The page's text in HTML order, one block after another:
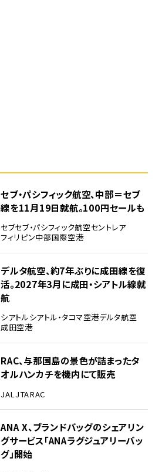
セブ・パシフィック航空、中部＝セブ
線を11月19日就航。100円セールも
セブセブ・パシフィック航空セントレア
フィリピン中部国際空港
デルタ航空、約7年ぶりに成田線を復
活。2027年3月に成田・シアトル線就
航
シアトルシアトル・タコマ空港デルタ航空
成田空港
RAC、与那国島の景色が詰まったタ
オルハンカチを機内にて販売
JAL JTARAC
ANA X、ブランドバッグのシェアリン
グサービス「ANAラグジュアリーバッ
グ」開始